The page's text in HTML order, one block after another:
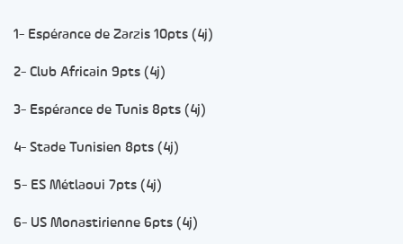
1- Espérance de Zarzis 10pts (4j)
2- Club Africain 9pts (4j)
3- Espérance de Tunis 8pts (4j)
4- Stade Tunisien 8pts (4j)
5- ES Métlaoui 7pts (4j)
6- US Monastirienne 6pts (4j)